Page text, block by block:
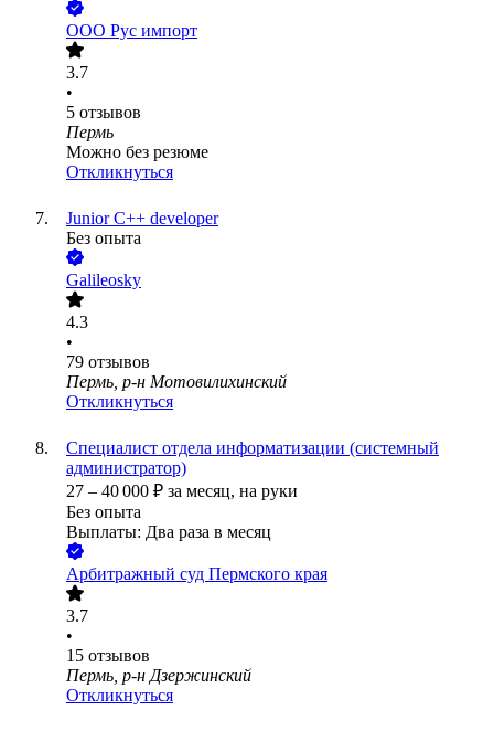
ООО Рус импорт
3.7
•
5 отзывов
Пермь
Можно без резюме
Откликнуться
Junior C++ developer
Без опыта
Galileosky
4.3
•
79 отзывов
Пермь, р-н Мотовилихинский
Откликнуться
Специалист отдела информатизации (системный
администратор)
27 – 40 000 ₽ за месяц, на руки
Без опыта
Выплаты: Два раза в месяц
Арбитражный суд Пермского края
3.7
•
15 отзывов
Пермь, р-н Дзержинский
Откликнуться